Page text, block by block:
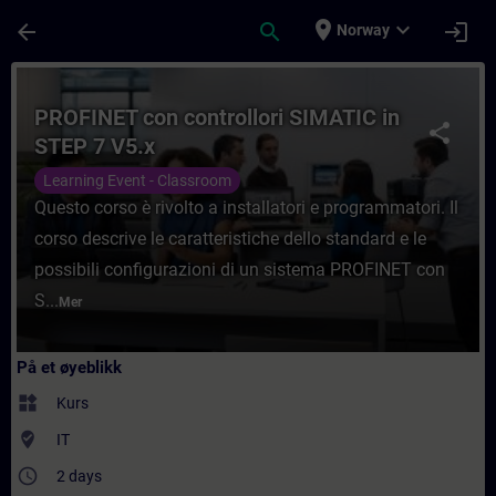
arrow_back search place Norway expand_more login
Kurs - PROFINET con controllori
share
PROFINET con controllori SIMATIC in
STEP 7 V5.x
Learning Event - Classroom
Questo corso è rivolto a installatori e programmatori. Il
corso descrive le caratteristiche dello standard e le
possibili configurazioni di un sistema PROFINET con
S... Mer
På et øyeblikk
widgets Kurs
where_to_vote IT
access_time 2 days